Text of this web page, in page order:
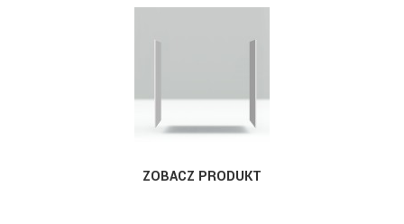
ZOBACZ PRODUKT